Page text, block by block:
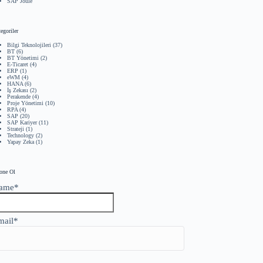
Bilgi Teknolojileri (37)
BT (6)
BT Yönetimi (2)
E-Ticaret (4)
ERP (1)
eWM (4)
HANA (6)
İş Zekası (2)
Perakende (4)
Proje Yönetimi (10)
RPA (4)
SAP (20)
SAP Kariyer(11)
Strateji (1)
Technology (2)
Yapay Zeka (1)
Ol